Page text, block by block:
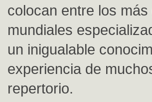
colocan entre los
mundiales
un inigualable
experiencia de
repertorio.